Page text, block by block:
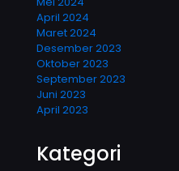
April 2024
Maret 2024
Desember 2023
Oktober 2023
September 2023
Juni 2023
April 2023
Kategori